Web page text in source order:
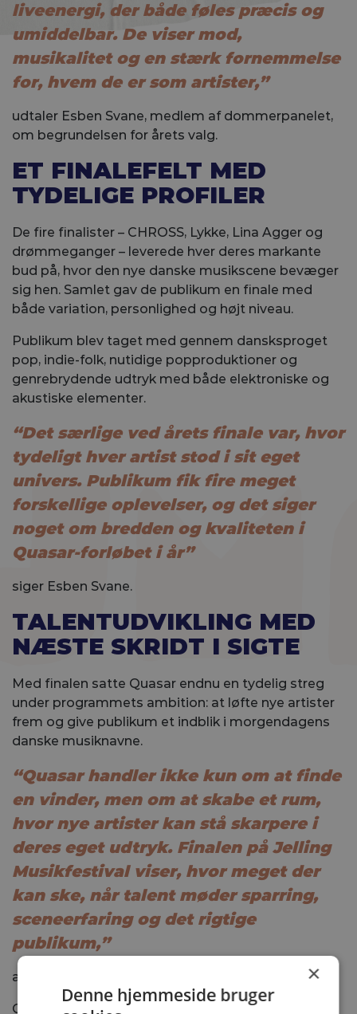
liveenergi, der både føles præcis og
umiddelbar. De viser mod,
musikalitet og en stærk fornemmelse
for, hvem de er som artister,”
udtaler Esben Svane, medlem af dommerpanelet,
om begrundelsen for årets valg.
ET FINALEFELT MED
TYDELIGE PROFILER
De fire finalister – CHROSS, Lykke, Lina Agger og
drømmeganger – leverede hver deres markante
bud på, hvor den nye danske musikscene bevæger
sig hen. Samlet gav de publikum en finale med
både variation, personlighed og højt niveau.
Publikum blev taget med gennem dansksproget
pop, indie-folk, nutidige popproduktioner og
genrebrydende udtryk med både elektroniske og
akustiske elementer.
“Det særlige ved årets finale var, hvor
tydeligt hver artist stod i sit eget
univers. Publikum fik fire meget
forskellige oplevelser, og det siger
noget om bredden og kvaliteten i
Quasar-forløbet i år”
siger Esben Svane.
TALENTUDVIKLING MED
NÆSTE SKRIDT I SIGTE
Med finalen satte Quasar endnu en tydelig streg
under programmets ambition: at løfte nye artister
frem og give publikum et indblik i morgendagens
danske musiknavne.
“Quasar handler ikke kun om at finde
en vinder, men om at skabe et rum,
hvor nye artister kan stå skarpere i
deres eget udtryk. Finalen på Jelling
Musikfestival viser, hvor meget der
kan ske, når talent møder sparring,
sceneerfaring og det rigtige
publikum,”
afslutter Esben Svane.
Quasar har i to årtier bidraget til at sende navne
×
Denne hjemmeside bruger